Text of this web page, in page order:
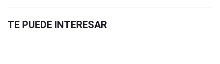
TE PUEDE INTERESAR